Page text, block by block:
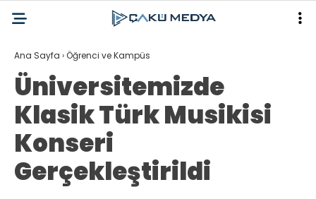
Ana Sayfa ›Öğrenci ve Kampüs
Üniversitemizde
Klasik Türk Musikisi
Konseri
Gerçekleştirildi